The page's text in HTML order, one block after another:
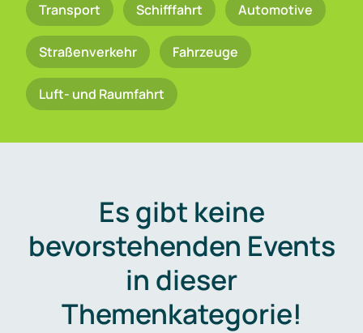
Transport Schifffahrt Automotive
Straßenverkehr Fahrzeuge
Luft- und Raumfahrt
Es gibt keine
bevorstehenden Events
in dieser
Themenkategorie!